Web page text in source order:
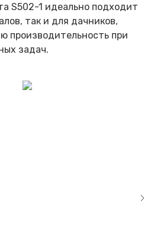
S502-1 идеально подходит
так и для дачников,
производительность при
задач.